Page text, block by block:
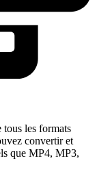
tous les formats
convertir et
que MP4, MP3,